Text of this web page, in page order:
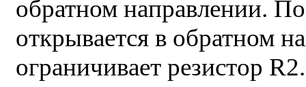
обратном направлении.
открывается в обратном
ограничивает резистор